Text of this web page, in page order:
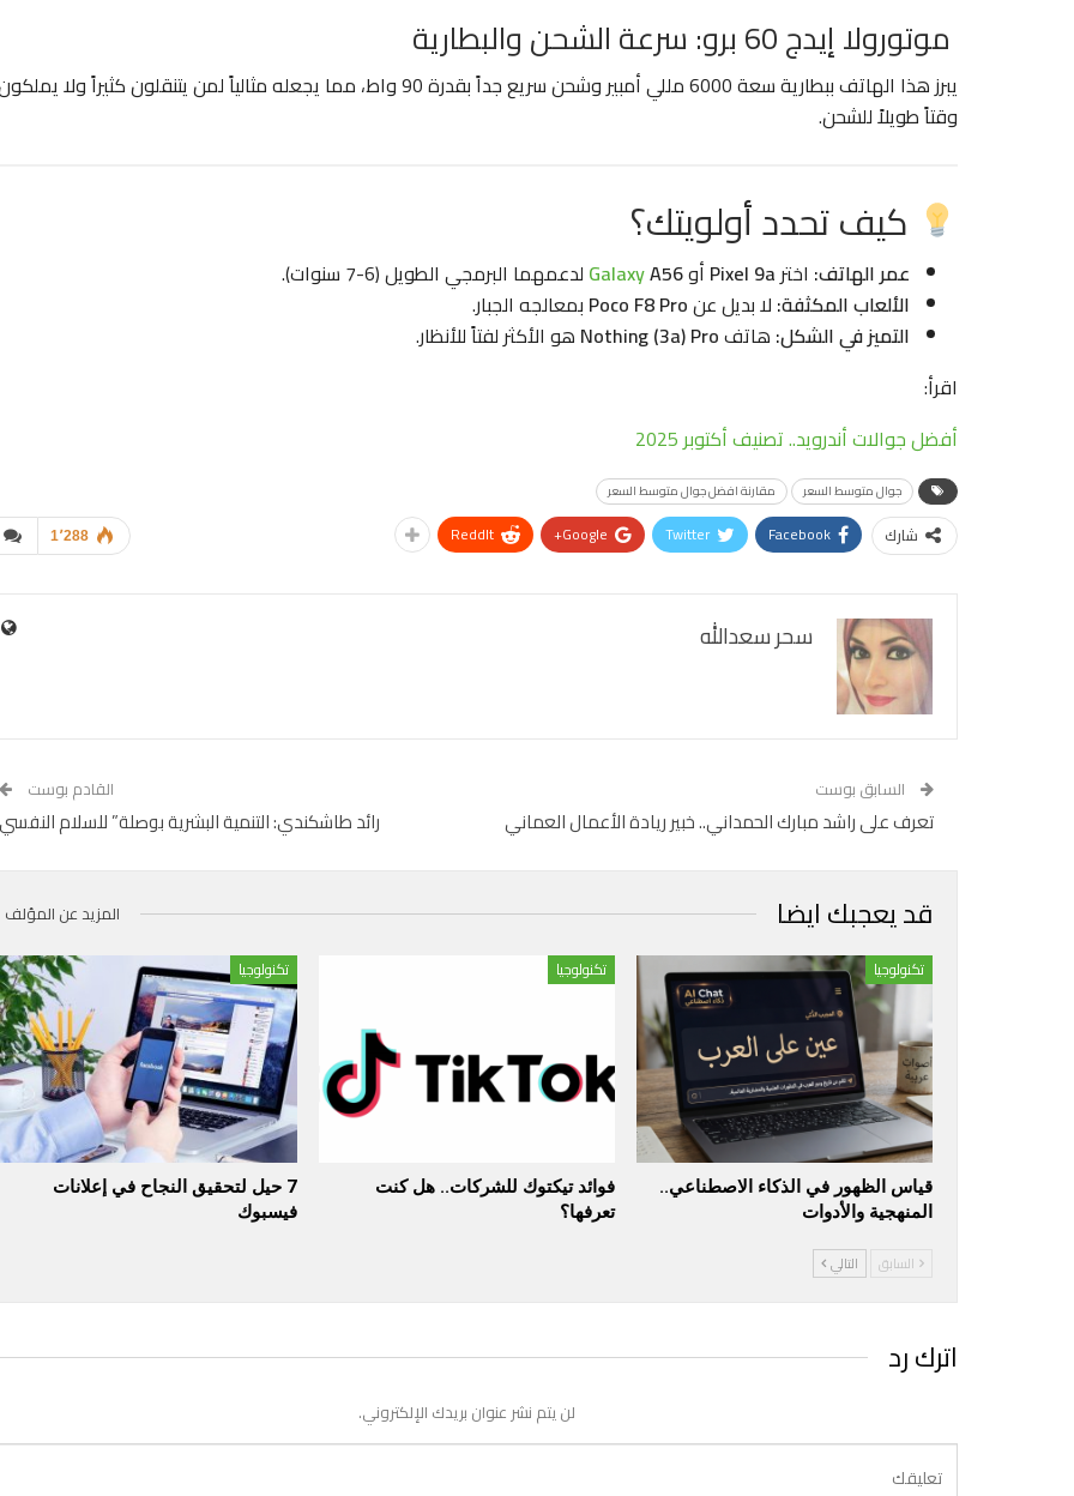
موتورولا إيدج 60 برو: سرعة الشحن والبطارية
يبرز هذا الهاتف ببطارية سعة 6000 مللي أمبير وشحن سريع جداً بقدرة 90 واط، مما يجعله مثالياً لمن يتنقلون كثيراً ولا
وقتاً طويلاً للشحن.
كيف تحدد أولويتك؟
عمر الهاتف: اخترPixel 9a أو GalaxyA56
لدعمهما البرمجي الطويل (6-7 سنوات).
الألعاب المكثفة: لا بديل عنPoco F8 Pro بمعالجه الجبار.
التميز في الشكل: هاتفNothing (3a) Pro هو الأكثر لفتاً للأنظار.
اقرأ:
أفضل جوالات أندرويد.. تصنيف أكتوبر 2025
جوال متوسط السعر مقارنة افضل جوال متوسط السعر
1٬288 شارك Facebook
Twitter
Google+
ReddIt
سحر سعدالله
السابق بوست
تعرف على راشد مبارك الحمداني.. خبير ريادة الأعمال العماني
القادم بوست
رائد طاشكندي: التنمية البشرية بوصلة” للسلام النفسي
قد يعجبك ايضا المزيد عن المؤلف
تكنولوجيا
قياس الظهور في الذكاء الاصطناعي..
المنهجية والأدوات
تكنولوجيا
فوائد تيكتوك للشركات.. هل كنت
تعرفها؟
تكنولوجيا
7 حيل لتحقيق النجاح في إعلانات
فيسبوك
السابق التالي
اترك رد
لن يتم نشر عنوان بريدك الإلكتروني.